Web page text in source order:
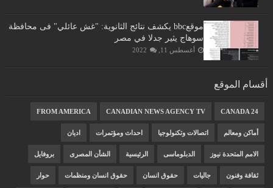
موقعbbc يكشف نتائج الثانوية: "غش عائلي" فى محافظة
سوهاج يثير جدلا في مصر
أغسطس 11, 2022
أقسام الموقع
CANADA 24
CANADIAN NEWS AGENCY TV
FROM AMERICA
أماكن ومعالم اتصالات وتكنولوجيا احداث ومؤتمرات اديان
الامم المتحدة نيوز الدبلوماسى الرئيسية الشأن المصرى بروفايل
ثقافة وفنون جاليات حقوق انسان حقوق انسان ومنظمات حوار